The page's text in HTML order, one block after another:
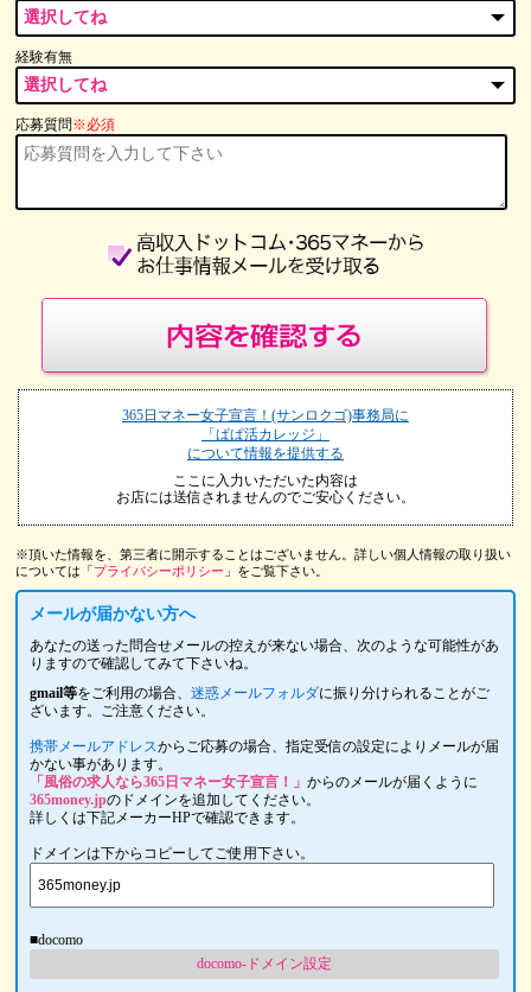
経験有無
応募質問※必須
365日マネー女子宣言！(サンロクゴ)事務局に
「ぱぱ活カレッジ」
について情報を提供する
ここに入力いただいた内容は
お店には送信されませんのでご安心ください。
※頂いた情報を、第三者に開示することはございません。詳しい個人情報の取り扱い
については「プライバシーポリシー 」をご覧下さい。
メールが届かない方へ
あなたの送った問合せメールの控えが来ない場合、次のような可能性があ
りますので確認してみて下さいね。
gmail等をご利用の場合、迷惑メールフォルダに振り分けられることがご
ざいます。ご注意ください。
携帯メールアドレスからご応募の場合、指定受信の設定によりメールが届
かない事があります。
「風俗の求人なら365日マネー女子宣言！」からのメールが届くように
365money.jpのドメインを追加してください。
詳しくは下記メーカーHPで確認できます。
ドメインは下からコピーしてご使用下さい。
■docomo
docomo-ドメイン設定